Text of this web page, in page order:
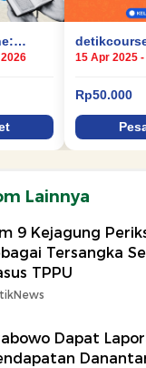
Lainnya
9 Kejagung
Tersangka
TPPU
Dapat